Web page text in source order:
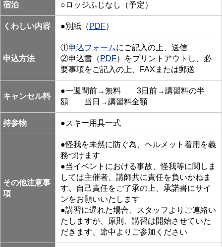
宿泊 ○ロッジふじなし（予定）
くわしい内容 ●別紙（ PDF）
申込方法
①申込フォームにご記入の上、送信
②申込書（ PDF）をプリントアウトし、必
要事項をご記入の上、FAXまたは郵送
キャンセル料
●一週間前→無料 3日前→講習料の半
額 当日→講習料全額
持参物 ●スキー用具一式
その他注意事
項
●怪我を未然に防ぐ為、ヘルメット着用を義
務づけます
●当イベントにおける事故、怪我等に関しま
しては主催者、講師共に責任を負いかねま
す、自己責任をご了承の上、承諾書にサイ
ンをお願いいたします
●講習に遅れた場合、スタッフよりご連絡い
たしますが、原則、講習は開始させていた
だきます、途中よりご参加ください